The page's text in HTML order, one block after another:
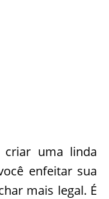
uma linda
enfeitar sua
mais legal. É